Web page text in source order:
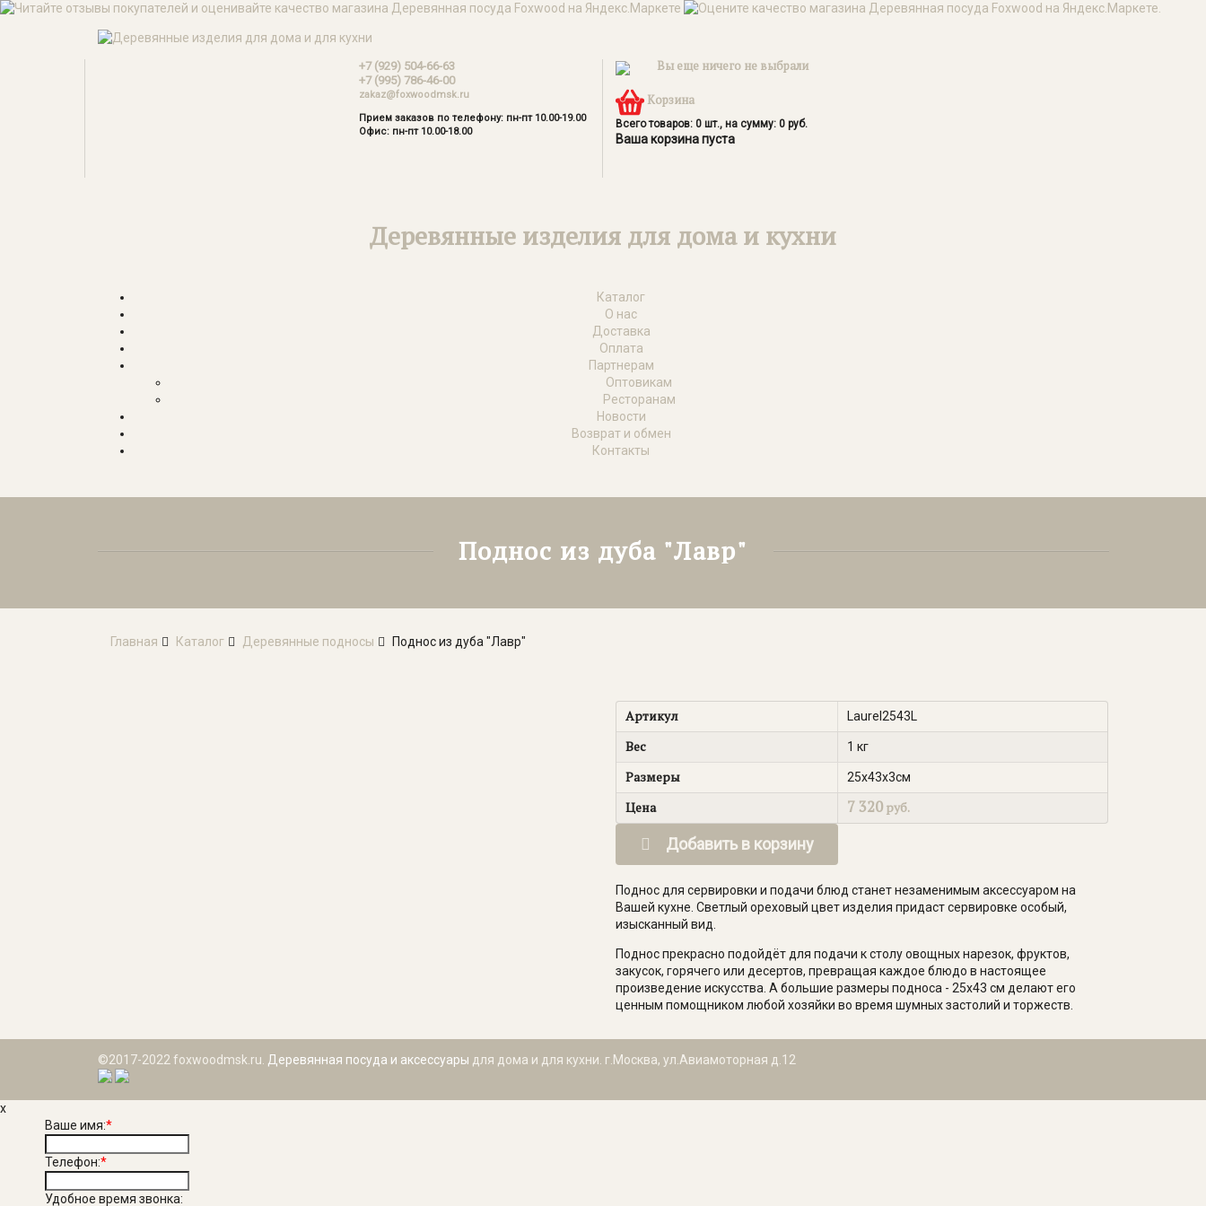
+7 (929) 504-66-63
+7 (995) 786-46-00
zakaz@foxwoodmsk.ru
Прием заказов по телефону: пн-пт 10.00-19.00
Офис: пн-пт 10.00-18.00
Вы еще ничего не выбрали
Корзина
Всего товаров: 0 шт., на сумму: 0 руб.
Ваша корзина пуста
Деревянные изделия для дома и кухни
Каталог
О нас
Доставка
Оплата
Партнерам
Оптовикам
Ресторанам
Новости
Возврат и обмен
Контакты
Поднос из дуба "Лавр"
Главная Каталог Деревянные подносы Поднос из дуба "Лавр"
Артикул Laurel2543L
Вес 1 кг
Размеры 25х43х3см
Цена 7 320руб.
Добавить в корзину
Поднос для сервировки и подачи блюд станет незаменимым аксессуаром на
Вашей кухне. Светлый ореховый цвет изделия придаст сервировке особый,
изысканный вид.
Поднос прекрасно подойдёт для подачи к столу овощных нарезок, фруктов,
закусок, горячего или десертов, превращая каждое блюдо в настоящее
произведение искусства. А большие размеры подноса - 25х43 см делают его
ценным помощником любой хозяйки во время шумных застолий и торжеств.
©2017-2022 foxwoodmsk.ru. Деревянная посуда и аксессуары для дома и для кухни. г.Москва, ул.Авиамоторная д.12
x
Ваше имя:*
Телефон:*
Удобное время звонка: